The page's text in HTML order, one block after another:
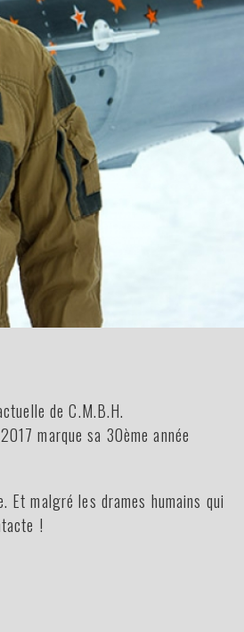
de C.M.B.H.
marque sa 30ème année
Et malgré les drames humains qui
!